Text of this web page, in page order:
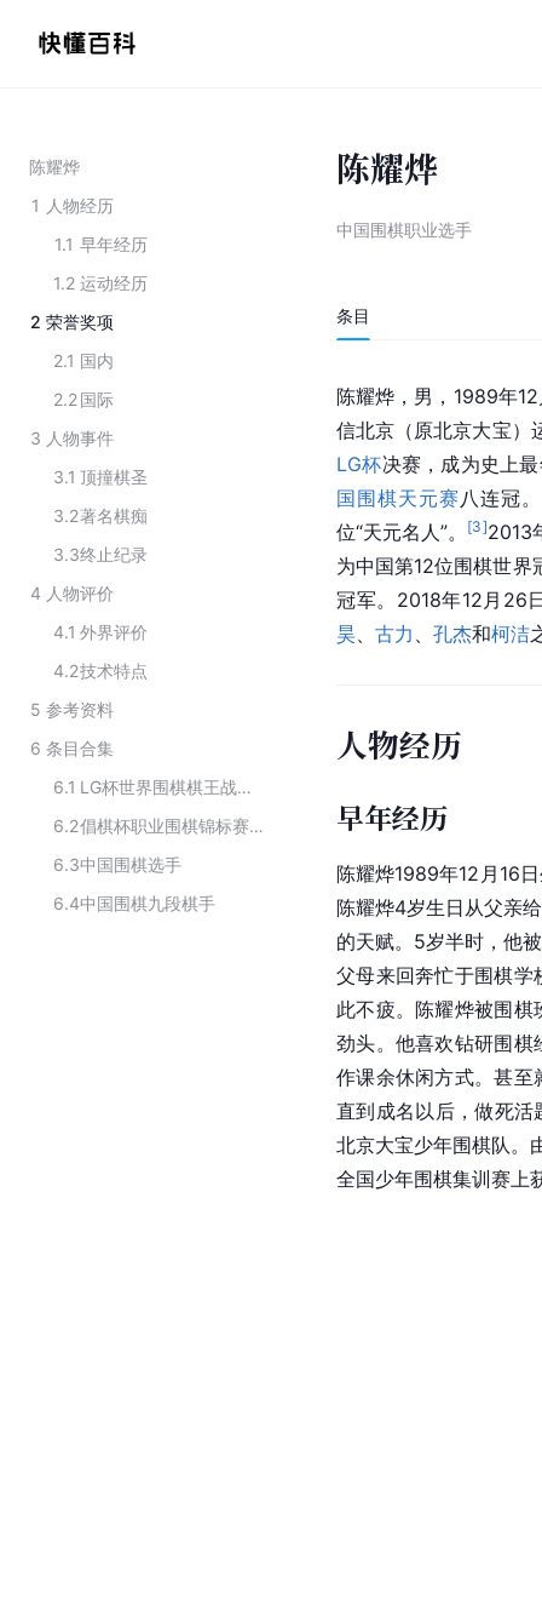
陈耀烨
1 人物经历
1.1 早年经历
1.2 运动经历
2 荣誉奖项
2.1 国内
2.2国际
3 人物事件
3.1 顶撞棋圣
3.2著名棋痴
3.3终止纪录
4 人物评价
4.1 外界评价
4.2技术特点
5 参考资料
6 条目合集
6.1
LG杯世界围棋棋王战历届四强
6.2
倡棋杯职业围棋锦标赛历届冠军
6.3中国围棋选手
6.4中国围棋九段棋手
陈耀烨
中国围棋职业选手
条目
陈耀烨，男，1989年
信北京（原北京大宝
LG杯决赛，成为史上
国围棋天元赛 八连冠。
位“天元名人”。 [3]2013
为中国第12位围棋世界
冠军。2018年12月26
昊
古力 孔杰和柯洁
人物经历
早年经历
陈耀烨1989年12月16
陈耀烨4岁生日从父亲
的天赋。5岁半时，他
父母来回奔忙于围棋学
此不疲。陈耀烨被围
劲头。他喜欢钻研围棋
作课余休闲方式。甚至
直到成名以后，做死
北京大宝少年围棋队。
全国少年围棋集训赛上